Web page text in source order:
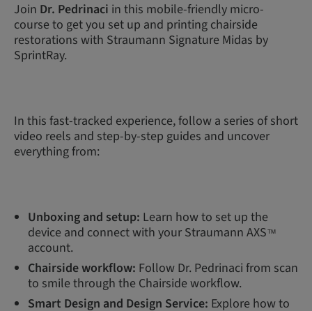
Join Dr. Pedrinaci in this mobile-friendly micro-
course to get you set up and printing chairside
restorations with Straumann Signature Midas by
SprintRay.
In this fast-tracked experience, follow a series of short
video reels and step-by-step guides and uncover
everything from:
Unboxing and setup: Learn how to set up the
device and connect with your Straumann AXS™
account.
Chairside workflow: Follow Dr. Pedrinaci from scan
to smile through the Chairside workflow.
Smart Design and Design Service: Explore how to